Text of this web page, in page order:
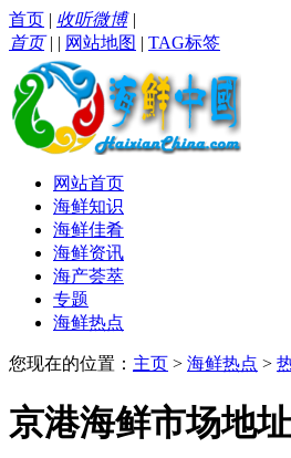
首页 | 收听微博|
首页| | 网站地图 | TAG标签
网站首页
海鲜知识
海鲜佳肴
海鲜资讯
海产荟萃
专题
海鲜热点
您现在的位置： 主页 > 海鲜热点 >
京港海鲜市场地